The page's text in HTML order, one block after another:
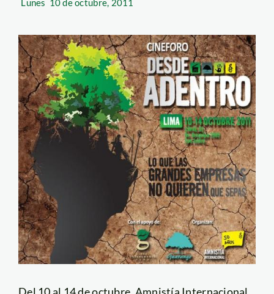
Lunes 10 de octubre, 2011